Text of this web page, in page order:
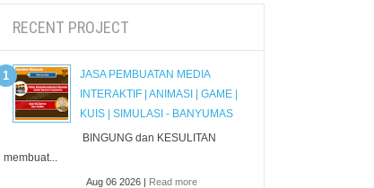
RECENT PROJECT
JASA PEMBUATAN MEDIA
INTERAKTIF | ANIMASI | GAME |
KUIS | SIMULASI - BANYUMAS
BINGUNG dan KESULITAN
membuat...
Aug 06 2026 | Read more